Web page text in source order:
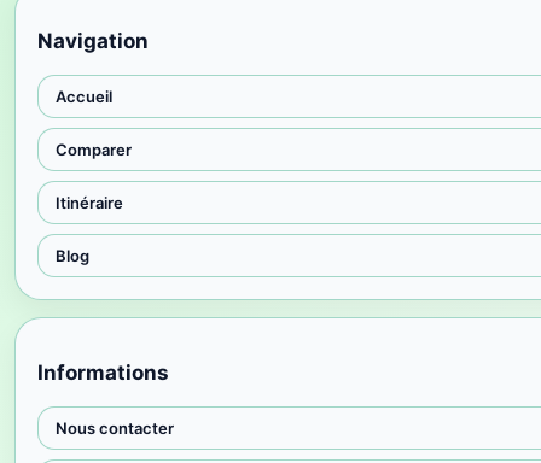
Navigation
Accueil
Comparer
Itinéraire
Blog
Informations
Nous contacter